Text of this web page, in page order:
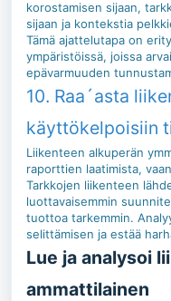
korostamisen sijaan,
sijaan ja kontekstia
Tämä ajattelutapa on
ympäristöissä, joissa
epävarmuuden
10. Raa´asta
käyttökelpoisiin
Liikenteen alkuperän
raporttien laatimista,
Tarkkojen liikenteen
luottavaisemmin
tuottoa tarkemmin.
selittämisen ja estää
Lue ja analysoi
ammattilainen